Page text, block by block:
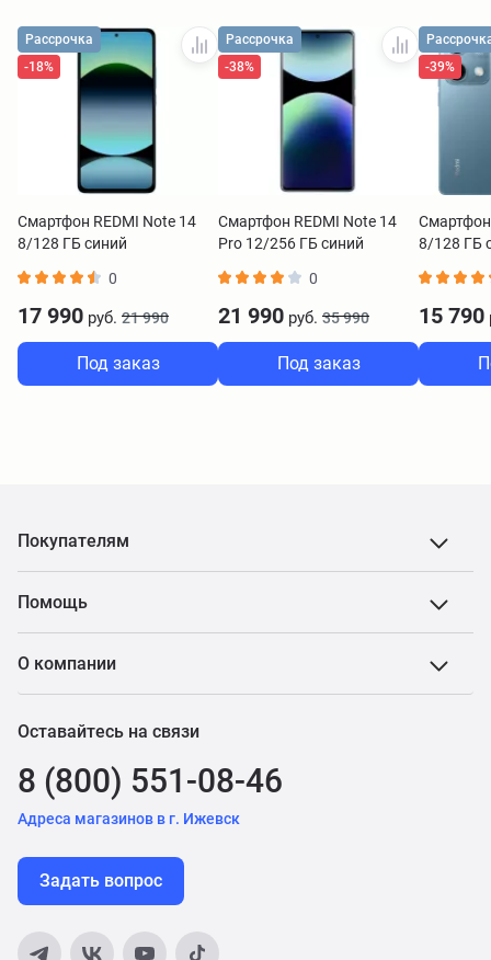
Рассрочка
-18%
Смартфон REDMI Note 14
8/128 ГБ синий
0
17 990 руб. 21 990
Под заказ
Рассрочка
-38%
Смартфон REDMI Note 14
Pro 12/256 ГБ синий
0
21 990 руб. 35 990
Под заказ
-39%
Смартфон
8/128 ГБ
15 790
Покупателям
Помощь
О компании
Оставайтесь на связи
8 (800) 551-08-46
Адреса магазинов в г. Ижевск
Задать вопрос